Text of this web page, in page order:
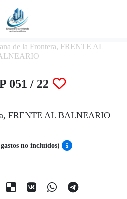
de la Frontera, FRENTE AL
051 / 22
FRENTE AL BALNEARIO
no incluídos)